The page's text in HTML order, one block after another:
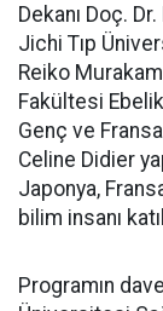
Dekanı Doç.
Jichi Tıp
Reiko
Fakültesi
Genç ve
Celine Didier
Japonya,
bilim insanı
Programın